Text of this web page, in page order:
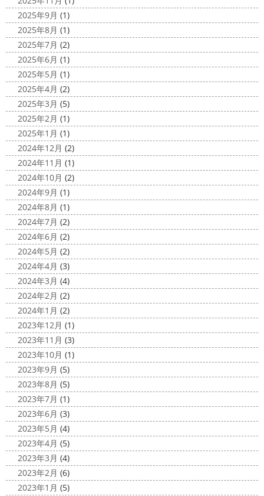
は真冬の寒さとなりましたがいかがお過ごしですか？
先
日は都内の夜桜を観に行きました
例年よりも大分寒いお
花見になりましたがとても綺麗でした(*^_^*)
帰りは人気
のハン ...
みなさんこんにちは(^O^)
が、みなさんはいかがお過ごしですか？
笑 先日、池袋の
サンシャイン水族館に行きました
外国人の方が多く、
館内はとても賑わっていました
ここの大きな水槽にはサ
...
今日は高圧洗浄が何故必要かについて説明させていただき
ます
塗装工事をお考えのお客様は長くなりますが、ぜ
ひ読んでみてくださいね
外壁や屋根の表面に塗装してで
きた塗膜は、毎日屋外で紫外線、雨風、排気ガスなどにさ
らされて ...
カ陽気になり過ごしやすくなりましたね
お知らせをさせていただきます
先日、弊社が日本ペイン
ト神奈川営業所様より優良施工会社として表彰されました
れるって最高ですね
だまだ普通にバリに行く事は難しいですが、早く自由に海
外に行けるようになりますように…
2020/11/26
海散歩
＊湘南の外壁塗装専門店＊
こんにちわ☼ 最近はグッと気温が下がり
寒くなりましたね
気づけば今年も後一
か月ちょっと(´ﾟдﾟ｀) 早い早い
ロナが危険な感じになってきたので、海にはたくさんの人
が来てました！！ でも、海なら ...
2020/11/19
海に行きたい…！！！＊湘南の外壁
塗装専門店＊
最近は暖かくて過ごしやすいお天気です
ね
弊社ライダーの脇祐史君はバリ島に行きました!! 私も
行きたいーーーーー!!! 写真が送られてきたら、またアップ
していきますね
ット
2020/11/12
朝活
＊湘南の外壁塗装専門店＊
小倉氏サーフィンにはまり中
今回は浩
さんも一緒に
３人で出発
波は小さい
けどお天気良くて気持ち～
まずは陸でのイメトレ 入水～
小倉氏ライド
で、すぐ立ててました
2020/11/10
HAPPY HALLOWEEN
＊湘南の
外壁塗装専門店＊
ちょっとご無沙汰してる間にもう11月も
10日が過ぎようとしていますね
2020年もあっとゆう間
に終わってしまう～
今年はコロナの影響で色々なイベン
トもなくなり淋しいですね… ですが、先日ブログでもお伝
えしたマービスタ ...
2025年9月 (1)
2025年8月 (1)
2025年7月 (2)
2025年6月 (1)
2025年5月 (1)
2025年4月 (2)
2025年3月 (5)
2025年2月 (1)
2025年1月 (1)
2024年12月 (2)
2024年11月 (1)
2024年10月 (2)
2024年9月 (1)
2024年8月 (1)
2024年7月 (2)
2024年6月 (2)
2024年5月 (2)
2024年4月 (3)
2024年3月 (4)
2024年2月 (2)
2024年1月 (2)
2023年12月 (1)
2023年11月 (3)
2023年10月 (1)
2023年9月 (5)
2023年8月 (5)
2023年7月 (1)
2023年6月 (3)
2023年5月 (4)
2023年4月 (5)
2023年3月 (4)
2023年2月 (6)
2023年1月 (5)